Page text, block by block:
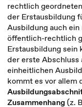
rechtlich
der Erstausbildung
Ausbildung auch
öffentlich-rechtlich
Erstausbildung sein
der erste Abschluss
einheitlichen
kommt es vor allem
Zusammenhang(z.